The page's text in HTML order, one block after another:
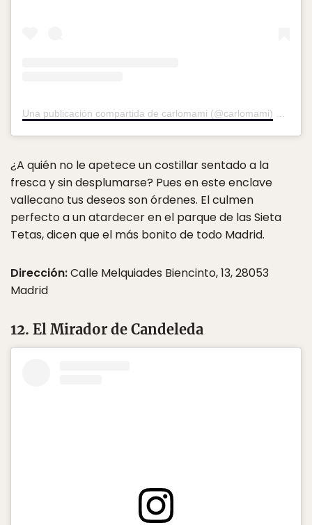
Una publicación compartida de carlomami (@carlomami)
¿A quién no le apetece un costillar sentado a la
fresca y sin desplumarse? Pues en este enclave
vallecano tus deseos son órdenes. El culmen
perfecto a un atardecer en el parque de las Sieta
Tetas, dicen que el más bonito de todo Madrid.
Dirección:Calle Melquiades Biencinto, 13, 28053
Madrid
12. El Mirador de Candeleda